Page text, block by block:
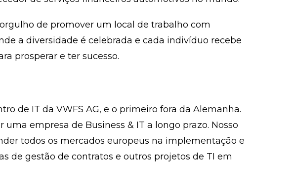
de promover um local de trabalho com
a diversidade é celebrada e cada indivíduo recebe
prosperar e ter sucesso.
de IT da VWFS AG, e o primeiro fora da Alemanha.
empresa de Business & IT a longo prazo. Nosso
todos os mercados europeus na implementação e
de gestão de contratos e outros projetos de TI em